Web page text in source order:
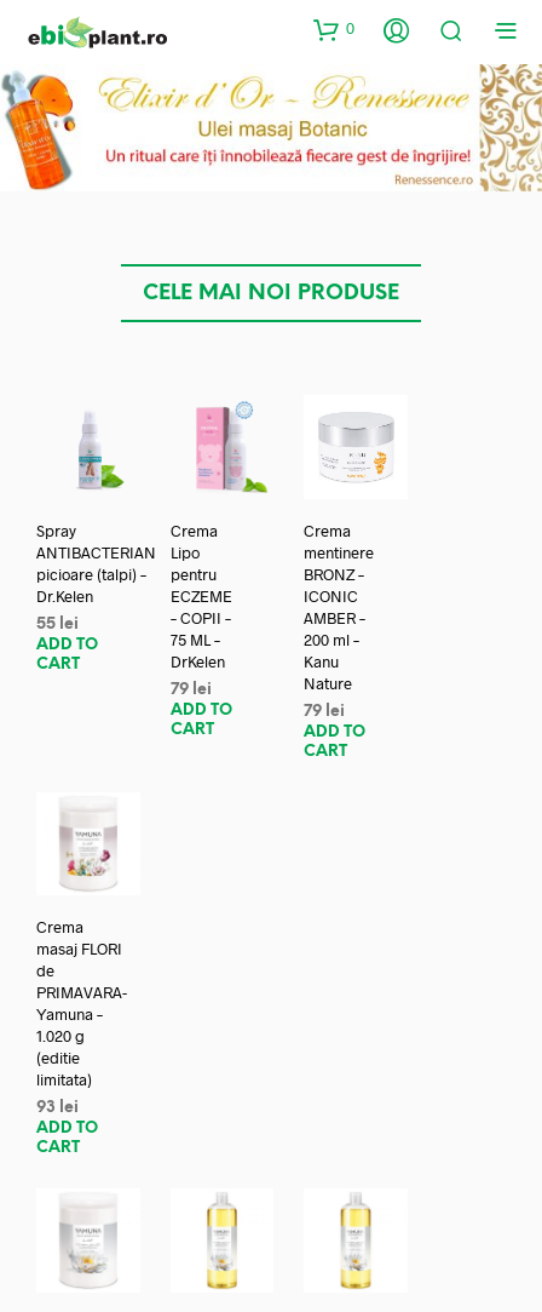
0
CELE MAI NOI PRODUSE
Spray
ANTIBACTERIAN
picioare (talpi) –
Dr.Kelen
55 lei
ADD TO
CART
Crema
Lipo
pentru
ECZEME
– COPII –
75 ML –
DrKelen
79 lei
ADD TO
CART
Crema
mentinere
BRONZ –
ICONIC
AMBER –
200 ml –
Kanu
Nature
79 lei
ADD TO
CART
Crema
masaj FLORI
de
PRIMAVARA-
Yamuna –
1.020 g
(editie
limitata)
93
lei
ADD TO
CART